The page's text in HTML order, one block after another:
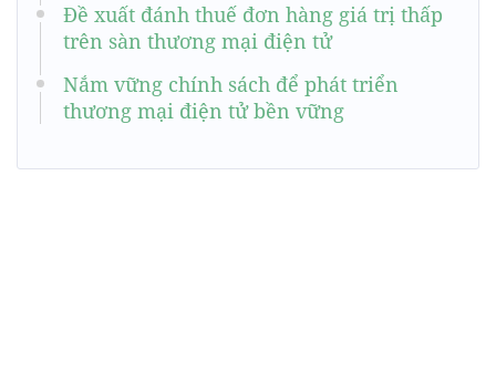
Đề xuất đánh thuế đơn hàng giá trị thấp
trên sàn thương mại điện tử
Nắm vững chính sách để phát triển
thương mại điện tử bền vững